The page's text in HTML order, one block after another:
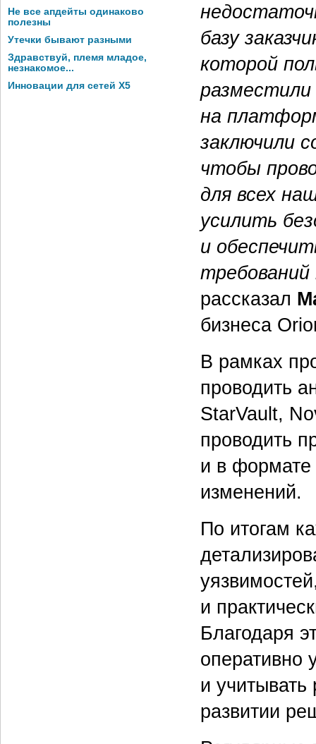
Не все апдейты одинаково
полезны
Утечки бывают разными
Здравствуй, племя младое,
незнакомое...
Инновации для сетей X5
базу
которой
на
заключили
чтобы
для всех
усилить
и
рассказал
бизнеса
В рамках
проводить
StarVault,
проводить
и в формате
изменений.
По итогам
и
Благодаря
оперативно
и
развитии